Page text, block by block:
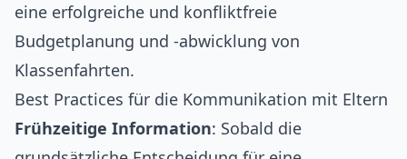
eine erfolgreiche und konfliktfreie
Budgetplanung und -abwicklung von
Klassenfahrten.
Best Practices für die Kommunikation mit Eltern
Frühzeitige Information: Sobald die